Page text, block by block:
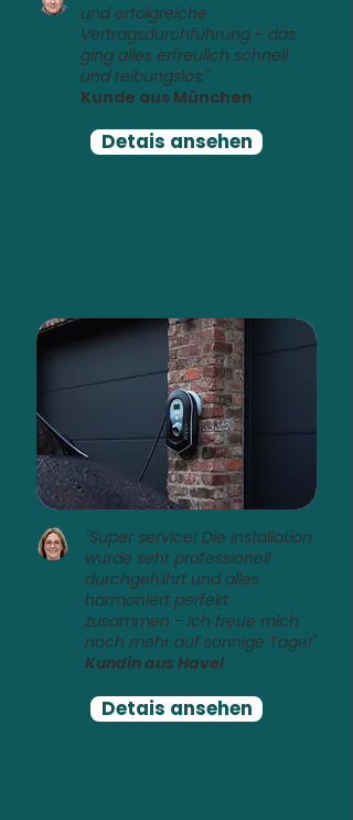
und erfolgreiche
Vertragsdurchführung - das
ging alles erfreulich schnell
und reibungslos."
Kunde aus München
Detais ansehen
"Super service! Die Installation
wurde sehr professionell
durchgeführt und alles
harmoniert perfekt
zusammen - Ich freue mich
noch mehr auf sonnige Tage!"
Kundin aus Havel
Detais ansehen